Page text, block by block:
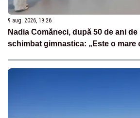
9 aug. 2026, 19:26
Nadia Comăneci, după 50 de ani
schimbat gimnastica: „Este o mare